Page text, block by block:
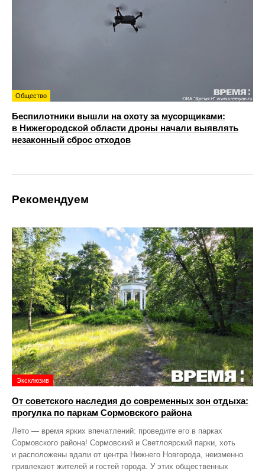
Общество
Беспилотники вышли на охоту за мусорщиками:
в Нижегородской области дроны начали выявлять
незаконный сброс отходов
Рекомендуем
Эксклюзив
От советского наследия до современных зон отдыха:
прогулка по паркам Сормовского района
Лето — время ярких впечатлений: проведите его в парках
Сормовского района! Сормовский и Светлоярский парки, хоть
и расположены вдали от центра Нижнего Новгорода, неизменно
привлекают жителей и гостей города. У этих общественных